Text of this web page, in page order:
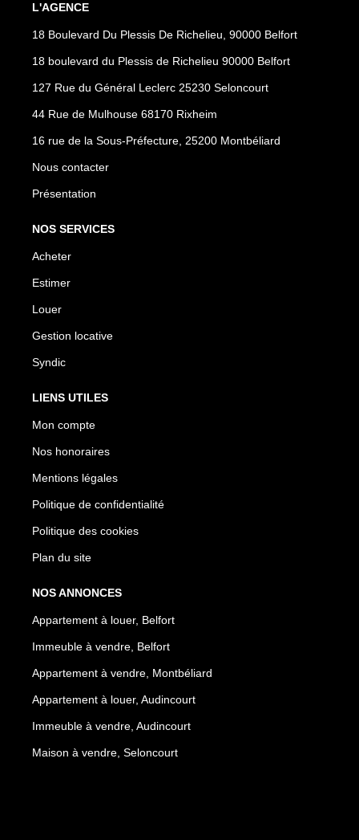
L'AGENCE
18 Boulevard Du Plessis De Richelieu, 90000 Belfort
18 boulevard du Plessis de Richelieu 90000 Belfort
127 Rue du Général Leclerc 25230 Seloncourt
44 Rue de Mulhouse 68170 Rixheim
16 rue de la Sous-Préfecture, 25200 Montbéliard
Nous contacter
Présentation
NOS SERVICES
Acheter
Estimer
Louer
Gestion locative
Syndic
LIENS UTILES
Mon compte
Nos honoraires
Mentions légales
Politique de confidentialité
Politique des cookies
Plan du site
NOS ANNONCES
Appartement à louer, Belfort
Immeuble à vendre, Belfort
Appartement à vendre, Montbéliard
Appartement à louer, Audincourt
Immeuble à vendre, Audincourt
Maison à vendre, Seloncourt